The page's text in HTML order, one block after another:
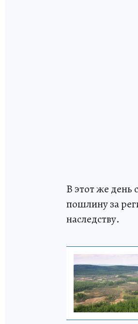
В этот же день
пошлину за
наследству.